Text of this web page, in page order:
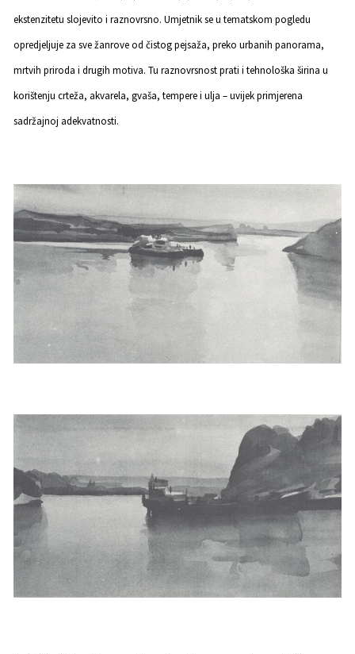
ekstenzitetu slojevito i raznovrsno. Umjetnik se u tematskom pogledu
opredjeljuje za sve žanrove od čistog pejsaža, preko urbanih panorama,
mrtvih priroda i drugih motiva. Tu raznovrsnost prati i tehnološka širina u
korištenju crteža, akvarela, gvaša, tempere i ulja – uvijek primjerena
sadržajnoj adekvatnosti.